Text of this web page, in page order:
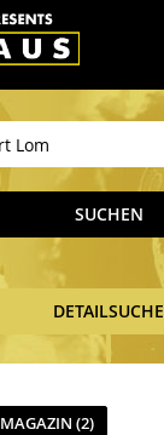
SUCHEN
DETAILSUCHE
MAGAZIN (2)